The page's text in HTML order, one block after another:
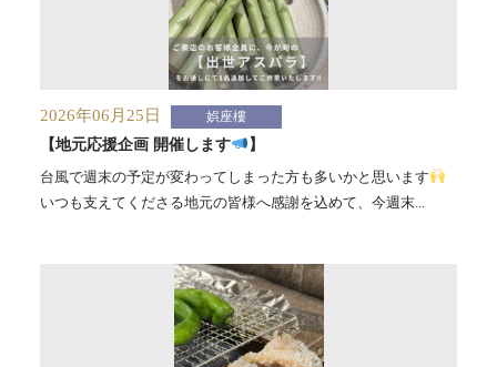
2026年06月25日 娯座樓
【地元応援企画 開催します
】
台風で週末の予定が変わってしまった方も多いかと思います
いつも支えてくださる地元の皆様へ感謝を込めて、今週末...